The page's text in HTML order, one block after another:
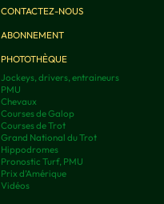
CONTACTEZ-NOUS
ABONNEMENT
PHOTOTHÈQUE
Jockeys, drivers, entraineurs
PMU
Chevaux
Courses de Galop
Courses de Trot
Grand National du Trot
Hippodromes
Pronostic Turf, PMU
Prix d’Amérique
Vidéos